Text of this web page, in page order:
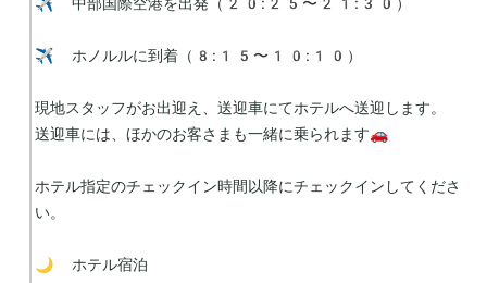
✈️ ホノルルに到着（8:15〜10:10）
現地スタッフがお出迎え、送迎車にてホテルへ送迎します。
送迎車には、ほかのお客さまも一緒に乗られます🚗
ホテル指定のチェックイン時間以降にチェックインしてくださ
い。
🌙 ホテル宿泊